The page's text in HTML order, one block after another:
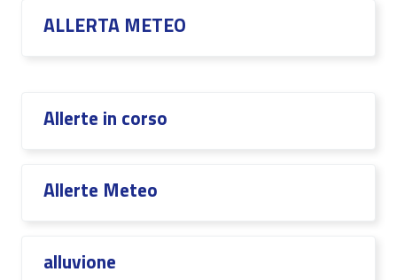
ALLERTA METEO
Allerte in corso
Allerte Meteo
alluvione